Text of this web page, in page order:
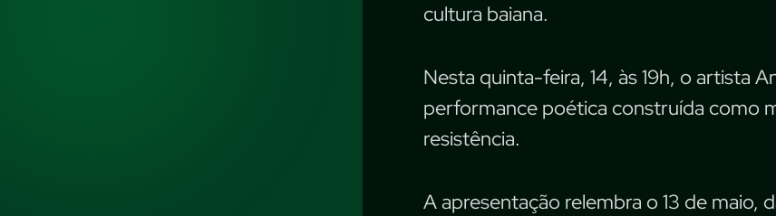
cultura baiana.
Nesta quinta-feira, 14, às 19h, o artista
performance poética construída como
resistência.
A apresentação relembra o 13 de maio,